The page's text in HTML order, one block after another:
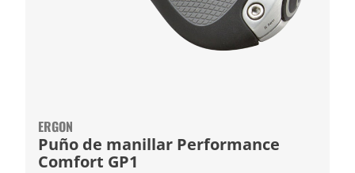
ERGON
Puño de manillar Performance
Comfort GP1